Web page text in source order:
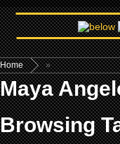
Home »
Maya
Browsing